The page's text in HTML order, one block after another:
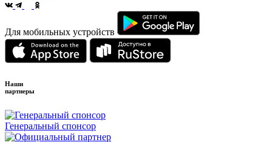
Для мобильных устройств
Наши
партнеры
Генеральный спонсор